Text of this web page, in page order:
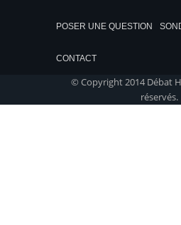
POSER UNE QUESTION
CONTACT
© Copyright 2014 Débat
réservés.